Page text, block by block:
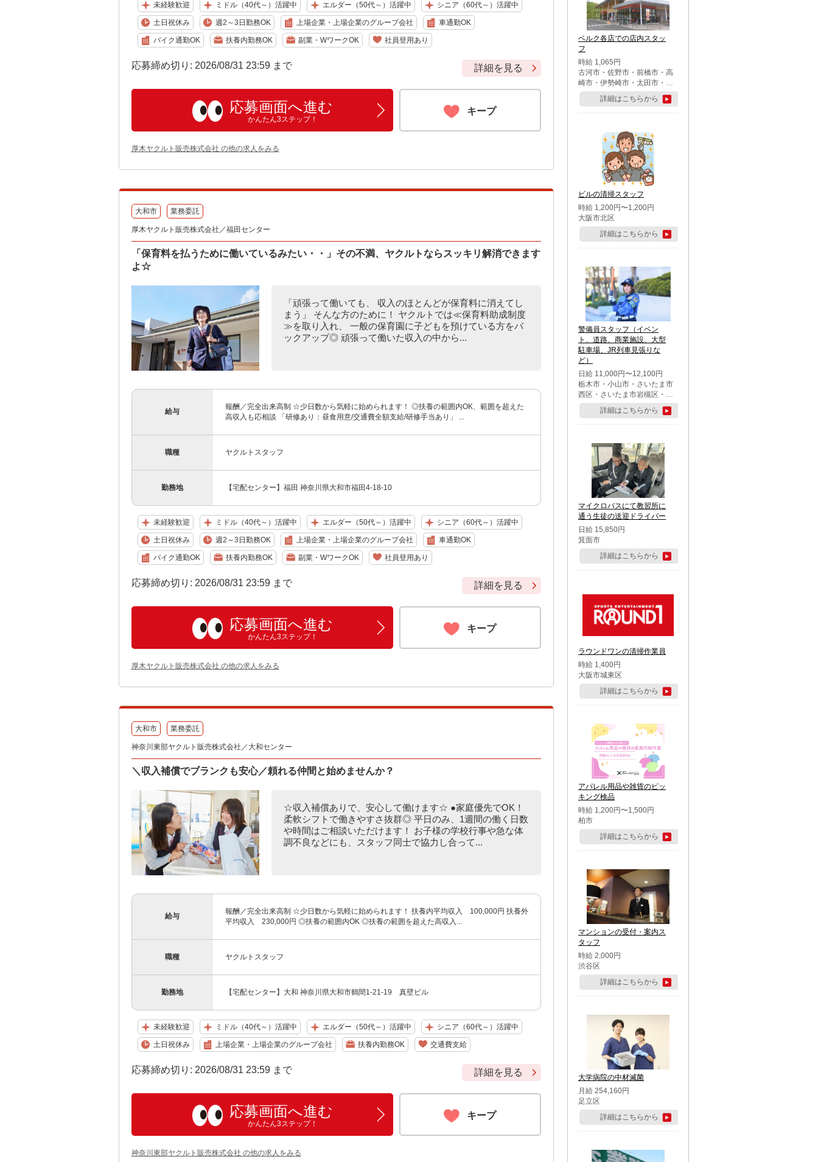
未経験歓迎 ミドル（40代～）活躍中 エルダー（50代～）活躍中 シニア（60代～）活躍中
土日祝休み 週2～3日勤務OK 上場企業・上場企業のグループ会社 車通勤OK
バイク通勤OK 扶養内勤務OK 副業・WワークOK 社員登用あり
応募締め切り: 2026/08/31 23:59 まで 詳細を見る
応募画面へ進む
かんたん3ステップ！
キープ
厚木ヤクルト販売株式会社 の他の求人をみる
大和市 業務委託
厚木ヤクルト販売株式会社／福田センター
「保育料を払うために働いているみたい・・」その不満、ヤクルトならスッキリ解消できます
よ☆
「頑張って働いても、 収入のほとんどが保育料に消えてし
まう」 そんな方のために！ ヤクルトでは≪保育料助成制度
≫を取り入れ、 一般の保育園に子どもを預けている方をバ
ックアップ◎ 頑張って働いた収入の中から...
給与
報酬／完全出来高制 ☆少日数から気軽に始められます！ ◎扶養の範囲内OK、範囲を超えた
高収入も応相談 「研修あり：昼食用意/交通費全額支給/研修手当あり」 ...
職種 ヤクルトスタッフ
勤務地 【宅配センター】福田 神奈川県大和市福田4-18-10
未経験歓迎 ミドル（40代～）活躍中 エルダー（50代～）活躍中 シニア（60代～）活躍中
土日祝休み 週2～3日勤務OK 上場企業・上場企業のグループ会社 車通勤OK
バイク通勤OK 扶養内勤務OK 副業・WワークOK 社員登用あり
応募締め切り: 2026/08/31 23:59 まで 詳細を見る
応募画面へ進む
かんたん3ステップ！
キープ
厚木ヤクルト販売株式会社 の他の求人をみる
大和市 業務委託
神奈川東部ヤクルト販売株式会社／大和センター
＼収入補償でブランクも安心／頼れる仲間と始めませんか？
☆収入補償ありで、安心して働けます☆ ●家庭優先でOK！
柔軟シフトで働きやすさ抜群◎ 平日のみ、1週間の働く日数
や時間はご相談いただけます！ お子様の学校行事や急な体
調不良などにも、スタッフ同士で協力し合って...
給与
報酬／完全出来高制 ☆少日数から気軽に始められます！ 扶養内平均収入 100,000円 扶養外
平均収入 230,000円 ◎扶養の範囲内OK ◎扶養の範囲を超えた高収入...
職種 ヤクルトスタッフ
勤務地 【宅配センター】大和 神奈川県大和市鶴間1-21-19 真壁ビル
未経験歓迎 ミドル（40代～）活躍中 エルダー（50代～）活躍中 シニア（60代～）活躍中
土日祝休み 上場企業・上場企業のグループ会社 扶養内勤務OK 交通費支給
応募締め切り: 2026/08/31 23:59 まで 詳細を見る
応募画面へ進む
かんたん3ステップ！
キープ
神奈川東部ヤクルト販売株式会社 の他の求人をみる
ベルク各店での店内スタッ
フ
時給 1,065円
古河市・佐野市・前橋市・高
崎市・伊勢崎市・太田市・館
林市・藤岡市・大泉町・さい
たま市北区・川越市・熊谷
市・行田市・秩父市・所沢
市・鶴ケ島市・千葉市中央
区・市川市・松戸市・習志野
市・柏市・流山市・八千代
市・足立区・江戸川区・八王
子市・町田市
詳細はこちらから
ビルの清掃スタッフ
時給 1,200円〜1,200円
大阪市北区
詳細はこちらから
警備員スタッフ（イベン
ト、道路、商業施設、大型
駐車場、JR列車見張りな
ど）
日給 11,000円〜12,100円
栃木市・小山市・さいたま市
西区・さいたま市岩槻区・久
喜市・蓮田市
詳細はこちらから
マイクロバスにて教習所に
通う生徒の送迎ドライバー
日給 15,850円
箕面市
詳細はこちらから
ラウンドワンの清掃作業員
時給 1,400円
大阪市城東区
詳細はこちらから
アパレル用品や雑貨のピッ
キング検品
時給 1,200円〜1,500円
柏市
詳細はこちらから
マンションの受付・案内ス
タッフ
時給 2,000円
渋谷区
詳細はこちらから
大学病院の中材滅菌
月給 254,160円
足立区
詳細はこちらから